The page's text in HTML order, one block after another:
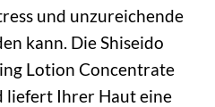
und unzureichende
kann. Die Shiseido
Lotion Concentrate
liefert Ihrer Haut eine